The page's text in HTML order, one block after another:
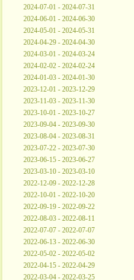
2024-07-01 - 2024-07-31
2024-06-01 - 2024-06-30
2024-05-01 - 2024-05-31
2024-04-29 - 2024-04-30
2024-03-01 - 2024-03-24
2024-02-02 - 2024-02-24
2024-01-03 - 2024-01-30
2023-12-01 - 2023-12-29
2023-11-03 - 2023-11-30
2023-10-01 - 2023-10-27
2023-09-04 - 2023-09-30
2023-08-04 - 2023-08-31
2023-07-22 - 2023-07-30
2023-06-15 - 2023-06-27
2023-03-10 - 2023-03-10
2022-12-09 - 2022-12-28
2022-10-01 - 2022-10-20
2022-09-19 - 2022-09-22
2022-08-03 - 2022-08-11
2022-07-07 - 2022-07-07
2022-06-13 - 2022-06-30
2022-05-02 - 2022-05-02
2022-04-15 - 2022-04-29
2022-03-04 - 2022-03-25